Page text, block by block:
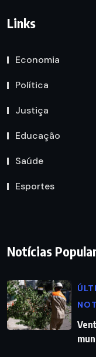
Links
Economia
Política
Justiça
Educação
Saúde
Esportes
Notícias